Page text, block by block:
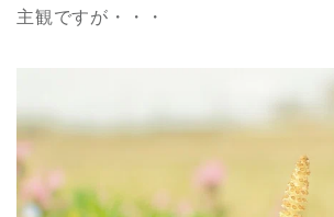
主観ですが・・・